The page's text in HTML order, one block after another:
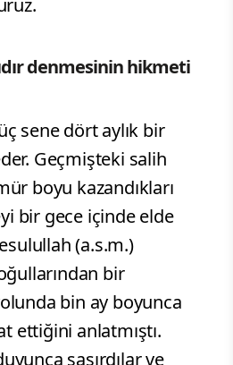
denmesinin hikmeti
sene dört aylık bir
Geçmişteki salih
boyu kazandıkları
bir gece içinde elde
(a.s.m.)
bir
bin ay boyunca
ettiğini anlatmıştı.
şaşırdılar ve